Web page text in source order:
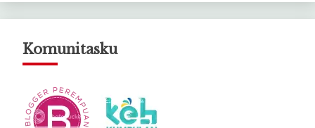
Komunitasku